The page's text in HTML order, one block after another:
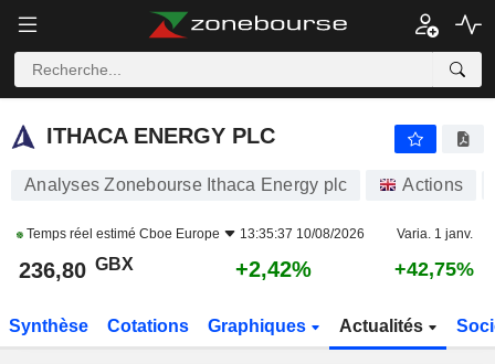
ITHACA ENERGY PLC
ITHACA ENERGY PLC
Analyses Zonebourse Ithaca Energy plc Actions
Temps réel estimé Cboe Europe 13:35:37 10/08/2026 Varia. 1 janv.
236,80 GBX +2,42% +42,75%
Synthèse Cotations Graphiques Actualités